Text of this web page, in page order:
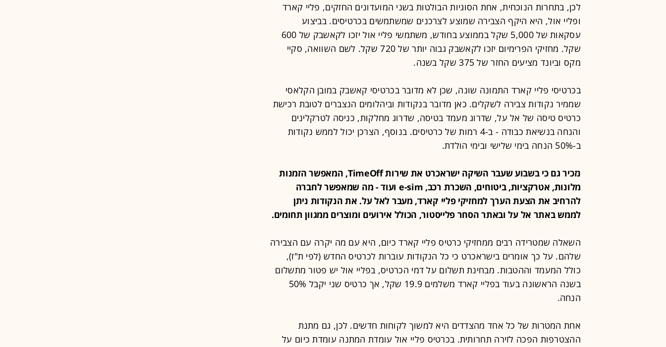
לכן, בתחרות הנוכחית, אחת הסוגיות הבולטות בשני המועדונים החזקים, פליי קארד
ופליי אול, היא היקף הצבירה שמוצע לצרכנים שמשתמשים בכרטיסים. בביצוע
עסקאות של 5,000 שקל בממוצע בחודש, משתמשי פליי אול יזכו לקאשבק של 600
שקל. מחזיקי הפרימיום יזכו לקאשבק גבוה יותר של 720 שקל. לשם השוואה, סקיי
מקס וביונד מציעים החזר של 375 שקל בשנה.
בכרטיסי פליי קארד התמונה שונה, שכן לא מדובר בכרטיסי קאשבק במובן הקלאסי
שממיר נקודות צבירה לשקלים. כאן מדובר בנקודות וביהלומים הנצברים לטובת רכישת
כרטיס טיסה של אל על, שדרוג מעמד בטיסה, שדרוג מחלקות, כניסה לטרקלינים
והנחה בנשיאת כבודה - ב-4 רמות של כרטיסים. בנוסף, הצרכן יכול לממש נקודות
ב-50% הנחה בימי שלישי ובימי הולדת.
נזכיר גם כי בשבוע שעבר השיקה ישראכרט את שירות TimeOff, המאפשר הזמנות
מלונות, אטרקציות, ביטוחים, השכרת רכב, e-sim ועוד - מה שמאפשר לחברה
להרחיב את הצעת הערך למחזיקי פליי קארד, מעבר לאל על. את הנקודות ניתן
לממש באתר אל על ובאתר הסחר פלייסטור, הכולל אירועים ומוצרים ממגוון תחומים.
השאלה שמטרידה רבים ממחזיקי כרטיס פליי קארד כיום, היא עם מה יקרה עם הצבירה
שלהם. על כך אומרים בישראכרט כי כל הנקודות עוברות לכרטיס החדש (לפי ת"ז),
כולל המעמד וההטבות. מבחינת תשלום על דמי הכרטיס, בפליי אול יש פטור מתשלום
בשנה הראשונה בעוד בפליי קארד משלמים 19.9 שקל, אך כרטיס שני יקבל 50%
הנחה.
אחת המטרות של כל אחד מהצדדים היא למשוך לקוחות חדשים. לכן, גם מתנת
ההצטרפות הפכה לזירה תחרותית. בכרטיס פליי אול עומדת המתנה עומדת כיום על